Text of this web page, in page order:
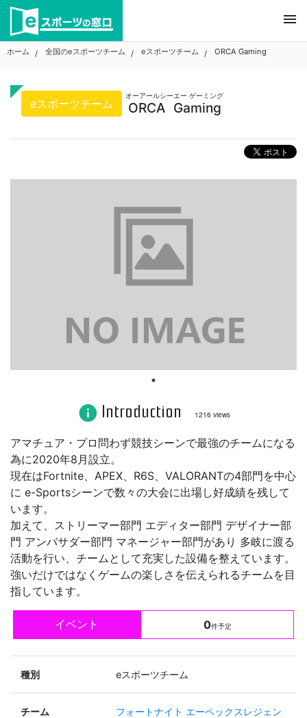
Skip
content
menu
ホーム 全国のeスポーツチーム eスポーツチーム ORCA Gaming
eスポーツチーム ORCA Gaming
オーアールシーエー ゲーミング
info Introduction 1216 views
アマチュア・プロ問わず競技シーンで最強のチームになる
為に2020年8月設立。
現在はFortnite、APEX、R6S、VALORANTの4部門を中心
に e-Sportsシーンで数々の大会に出場し好成績を残して
います。
加えて、ストリーマー部門 エディター部門 デザイナー部
門 アンバサダー部門 マネージャー部門があり 多岐に渡る
活動を行い、チームとして充実した設備を整えています。
強いだけではなくゲームの楽しさを伝えられるチームを目
指しています。
イベント 0件予定
種別 eスポーツチーム
チーム フォートナイト エーペックスレジェン